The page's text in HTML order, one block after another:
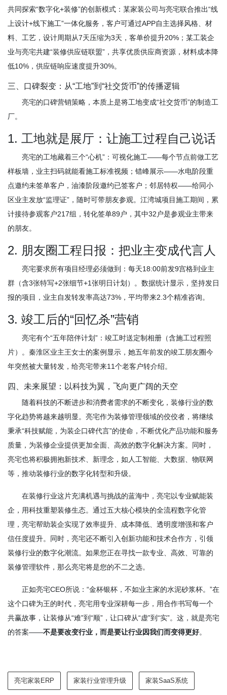
共同探索“数字化+装修”的创新模式：某家装公司与亮宅联合推出“线
上设计+线下施工”一体化服务，客户可通过APP自主选择风格、材
料、工艺，设计周期从7天压缩为3天，客单价提升20%；某工装企
业与亮宅共建“装修供应链联盟”，共享优质供应商资源，材料成本降
低10%，供应链响应速度提升30%。
三、口碑裂变：从“工地”到“社交货币”的传播逻辑
亮宅的口碑营销策略，本质上是将工地变成“社交货币”的制造工
厂。
1. 工地就是展厅：让施工过程自己说话
亮宅的工地藏着三个“心机”：可视化施工——每个节点前做工艺
样板墙，业主扫码就能看施工标准视频；错峰展示——水电阶段重
点邀约未签单客户，油漆阶段邀约已签客户；邻居特权——给同小
区业主发放“监理证”，随时可带朋友参观。江湾城项目施工期间，累
计接待参观客户217组，转化签单89户，其中32户是参观业主带来
的朋友。
2. 朋友圈工程日报：把业主变成代言人
亮宅要求所有项目经理必须做到：每天18:00前发9宫格到业主
群（含3张特写+2张细节+1张明日计划）。数据统计显示，坚持发日
报的项目，业主自发转发率高达73%，平均带来2.3个精准咨询。
3. 竣工后的“回忆杀”营销
亮宅有个“五年陪伴计划”：竣工时送定制相册（含施工过程照
片）。秦淮区业主王女士的案例显示，她五年前发的竣工朋友圈今
年突然被大量转发，给亮宅带来11个老客户转介绍。
四、未来展望：以科技为翼，飞向更广阔的天空
随着科技的不断进步和消费者需求的不断变化，装修行业的数
字化趋势将越来越明显。亮宅作为装修管理领域的佼佼者，将继续
秉承“科技赋能，为装企口碑代言”的使命，不断优化产品功能和服务
质量，为装修企业提供更加全面、高效的数字化解决方案。同时，
亮宅也将积极拥抱新技术、新理念，如人工智能、大数据、物联网
等，推动装修行业的数字化转型和升级。
在装修行业这片充满机遇与挑战的蓝海中，亮宅以专业赋能装
企，用科技重塑装修生态。通过五大核心模块的全流程数字化管
理，亮宅帮助装企实现了效率提升、成本降低、透明度增强和客户
信任度提升。同时，亮宅还不断引入创新功能和技术合作方，引领
装修行业的数字化潮流。如果您正在寻找一款专业、高效、可靠的
装修管理软件，那么亮宅将是您的不二之选。
正如亮宅CEO所说：“金杯银杯，不如业主家的水泥砂浆杯。”在
这个口碑为王的时代，亮宅用专业深耕每一步，用合作书写每一个
共赢故事，让装修从“难”到“顺”，让口碑从“虚”到“实”。这，就是亮宅
的答案——不是要改变行业，而是要让行业因我们而变得更好。
亮宅家装ERP 家装行业管理升级 家装SaaS系统